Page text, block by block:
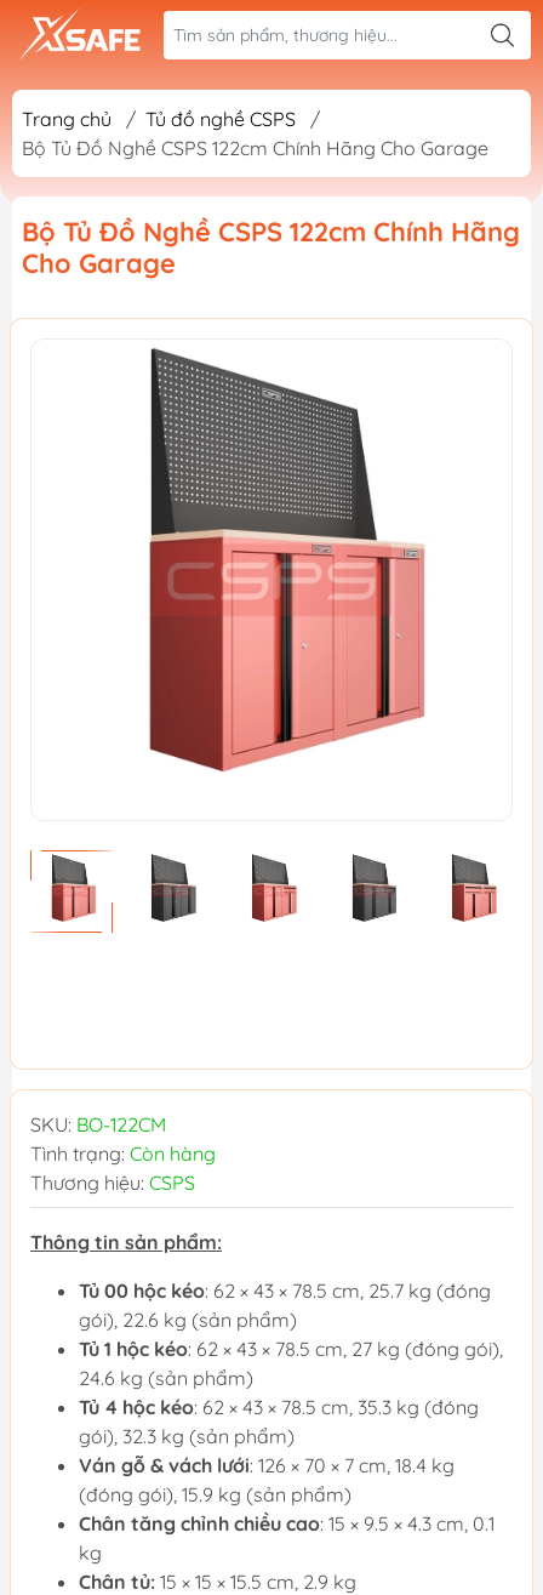
Trang chủ / Tủ đồ nghề CSPS
/
Bộ Tủ Đồ Nghề CSPS 122cm Chính Hãng Cho Garage
Bộ Tủ Đồ Nghề CSPS 122cm Chính Hãng
Cho Garage
SKU: BO-122CM
Tình trạng: Còn hàng
Thương hiệu: CSPS
Thông tin sản phẩm:
Tủ 00 hộc kéo: 62 × 43 × 78.5 cm, 25.7 kg (đóng
gói), 22.6 kg (sản phẩm)
Tủ 1 hộc kéo: 62 × 43 × 78.5 cm, 27 kg (đóng gói),
24.6 kg (sản phẩm)
Tủ 4 hộc kéo: 62 × 43 × 78.5 cm, 35.3 kg (đóng
gói), 32.3 kg (sản phẩm)
Ván gỗ & vách lưới: 126 × 70 × 7 cm, 18.4 kg
(đóng gói), 15.9 kg (sản phẩm)
Chân tăng chỉnh chiều cao: 15 × 9.5 × 4.3 cm, 0.1
kg
Chân tủ: 15 × 15 × 15.5 cm, 2.9 kg